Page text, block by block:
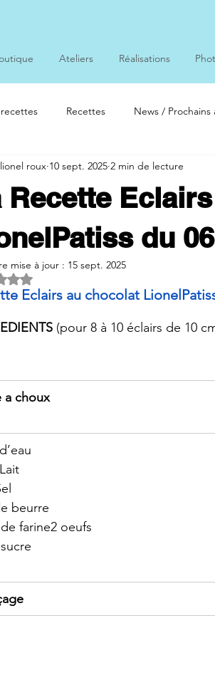
Ateliers Réalisations
Recettes News / Prochains
Recette
du
lionel roux 10 sept. 2025 2 min de lecture
mise à jour : 15 sept. 2025
Noté NaN étoiles sur 5.
Eclairs au chocolat
(pour 8 à 10 éclairs de 10
a choux
beurre
farine2 oeufs